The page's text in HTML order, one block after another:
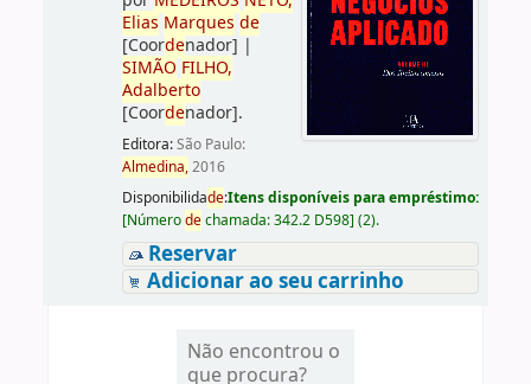
Elias Marques de
[Coordenador] |
SIMÃO FILHO,
Adalberto
[Coordenador].
Editora:São Paulo:
Almedina,2016
Disponibilidade:Itens disponíveis para empréstimo:
[Númerodechamada:342.2 D598] (2).
Reservar
Adicionar ao seu carrinho
Não encontrou o
que procura?